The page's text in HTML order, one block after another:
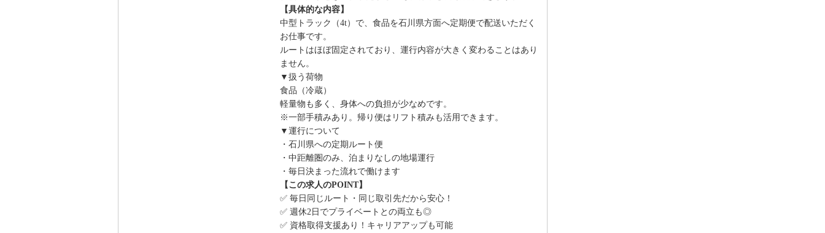
【具体的な内容】
中型トラック（4t）で、食品を石川県方面へ定期便で配送いただく
お仕事です。
ルートはほぼ固定されており、運行内容が大きく変わることはあり
ません。
▼扱う荷物
食品（冷蔵）
軽量物も多く、身体への負担が少なめです。
※一部手積みあり。帰り便はリフト積みも活用できます。
▼運行について
・石川県への定期ルート便
・中距離圏のみ、泊まりなしの地場運行
・毎日決まった流れで働けます
【この求人のPOINT】
✅ 毎日同じルート・同じ取引先だから安心！
✅ 週休2日でプライベートとの両立も◎
✅ 資格取得支援あり！キャリアアップも可能